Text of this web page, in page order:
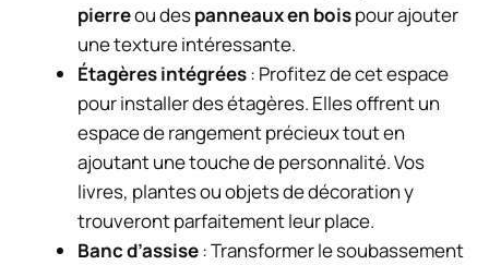
pierreou despanneaux en boispour ajouter
une texture intéressante.
Étagères intégrées: Profitez de cet espace
pour installer des étagères. Elles offrent un
espace de rangement précieux tout en
ajoutant une touche de personnalité. Vos
livres, plantes ou objets de décoration y
trouveront parfaitement leur place.
Banc d’assise: Transformer le soubassement